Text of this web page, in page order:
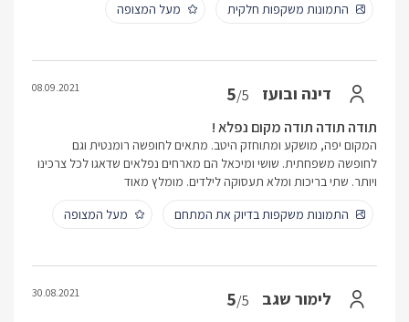
התמונות משקפות חלקית
מעל המצופה
דינה ובועז 5/5
08.09.2021
תודה תודה תודה מקום נפלא !
המקום יפה, מושקע ומתוחזק היטב. מתאים לחופשה רומנטית וגם
לחופשה משפחתית. שושי ומיכאל הם מארחים נפלאים שדאגו לכל צרכינו
ויותר. שתי בריכות ומלא תעסוקה לילדים. מומלץ מאוד
התמונות משקפות בדיוק את המתחם
מעל המצופה
לימור שגב 5/5
30.08.2021